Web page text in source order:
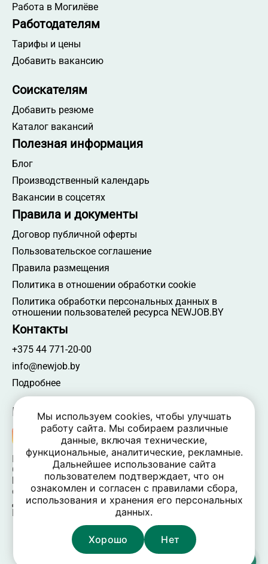
Работа в Могилёве
Работодателям
Тарифы и цены
Добавить вакансию
Соискателям
Добавить резюме
Каталог вакансий
Полезная информация
Блог
Производственный календарь
Вакансии в соцсетях
Правила и документы
Договор публичной оферты
Пользовательское соглашение
Правила размещения
Политика в отношении обработки cookie
Политика обработки персональных данных в
отношении пользователей ресурса NEWJOB.BY
Контакты
+375 44 771-20-00
info@newjob.by
Подробнее
Мы в соцсетях
NEWJOB.BY 🐝 2024 - 2026 | Все права защищены
ООО «Атамантия» | УНП 693331617
Беларусь, Минская обл., Минский р-н, Новодворский
c/c,
дом 40/2, оф. 52, р-н д. Большое Стиклево, 223060
Время работы: пн-пт 09:00-17:30, вых. — сб, вс
Карта сайта
Мы используем cookies, чтобы улучшать
работу сайта. Мы собираем различные
данные, включая технические,
функциональные, аналитические, рекламные.
Дальнейшее использование сайта
пользователем подтверждает, что он
ознакомлен и согласен с правилами сбора,
использования и хранения его персональных
данных.
Хорошо Нет